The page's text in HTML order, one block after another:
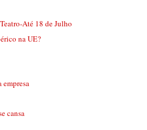
Até 18 de Julho
na UE?
cansa